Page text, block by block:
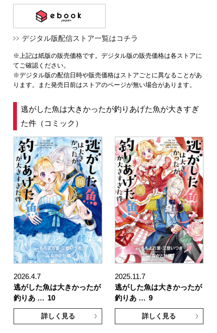
デジタル版配信ストア一覧はコチラ
※上記は紙版の販売価格です。デジタル版の販売価格は各ストアに
てご確認ください。
※デジタル版の配信日時や販売価格はストアごとに異なることがあ
ります。また発売日前はストアのページが無い場合があります。
逃がした魚は大きかったが釣りあげた魚が大きすぎ
た件（コミック）
2026.4.7
逃がした魚は大きかったが
釣りあ … 10
詳しく見る
2025.11.7
逃がした魚は大きかったが
釣りあ … 9
詳しく見る